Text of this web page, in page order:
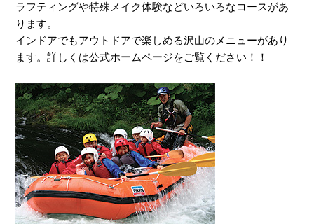
ラフティングや特殊メイク体験などいろいろなコースがあ
ります。
インドアでもアウトドアで楽しめる沢山のメニューがあり
ます。詳しくは公式ホームページをご覧ください！！